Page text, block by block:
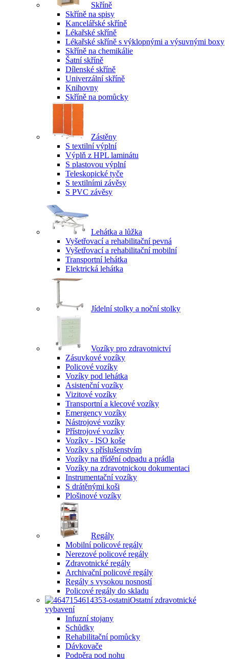
Skříně
Skříně na spisy
Kancelářské skříně
Lékařské skříně
Lékařské skříně s výklopnými a výsuvnými boxy
Skříně na chemikálie
Šatní skříně
Dílenské skříně
Univerzální skříně
Knihovny
Skříně na pomůcky
Zástěny
S textilní výplní
Výplň z HPL laminátu
S plastovou výplní
Teleskopické tyče
S textilními závěsy
S PVC závěsy
Lehátka a lůžka
Vyšetřovací a rehabilitační pevná
Vyšetřovací a rehabilitační mobilní
Transportní lehátka
Elektrická lehátka
Jídelní stolky a noční stolky
Vozíky pro zdravotnictví
Zásuvkové vozíky
Policové vozíky
Vozíky pod lehátka
Asistenční vozíky
Vizitové vozíky
Transportní a klecové vozíky
Emergency vozíky
Nástrojové vozíky
Přístrojové vozíky
Vozíky - ISO koše
Vozíky s příslušenstvím
Vozíky na třídění odpadu a prádla
Vozíky na zdravotnickou dokumentaci
Instrumentační vozíky
S drátěnými koši
Plošinové vozíky
Regály
Mobilní policové regály
Nerezové policové regály
Zdravotnické regály
Archivační policové regály
Regály s vysokou nosností
Policové regály do skladu
Ostatní zdravotnické
vybavení
Infuzní stojany
Schůdky
Rehabilitační pomůcky
Dávkovače
Podpěra pod nohu